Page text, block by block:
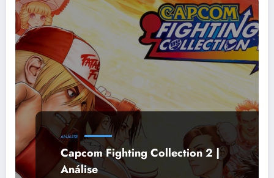
ANÁLISE
Capcom Fighting Collection 2 |
Análise